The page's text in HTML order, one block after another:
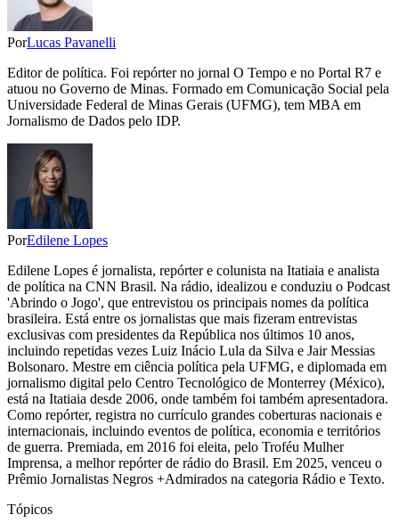
PorLucas Pavanelli
Editor de política. Foi repórter no jornal O Tempo e no Portal R7 e
atuou no Governo de Minas. Formado em Comunicação Social pela
Universidade Federal de Minas Gerais (UFMG), tem MBA em
Jornalismo de Dados pelo IDP.
PorEdilene Lopes
Edilene Lopes é jornalista, repórter e colunista na Itatiaia e analista
de política na CNN Brasil. Na rádio, idealizou e conduziu o Podcast
'Abrindo o Jogo', que entrevistou os principais nomes da política
brasileira. Está entre os jornalistas que mais fizeram entrevistas
exclusivas com presidentes da República nos últimos 10 anos,
incluindo repetidas vezes Luiz Inácio Lula da Silva e Jair Messias
Bolsonaro. Mestre em ciência política pela UFMG, e diplomada em
jornalismo digital pelo Centro Tecnológico de Monterrey (México),
está na Itatiaia desde 2006, onde também foi também apresentadora.
Como repórter, registra no currículo grandes coberturas nacionais e
internacionais, incluindo eventos de política, economia e territórios
de guerra. Premiada, em 2016 foi eleita, pelo Troféu Mulher
Imprensa, a melhor repórter de rádio do Brasil. Em 2025, venceu o
Prêmio Jornalistas Negros +Admirados na categoria Rádio e Texto.
Tópicos